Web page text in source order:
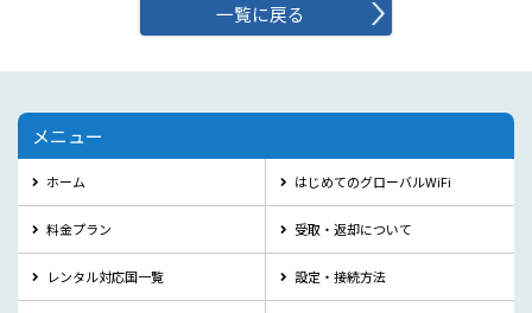
一覧に戻る
メニュー
ホーム はじめてのグローバルWiFi
料金プラン 受取・返却について
レンタル対応国一覧 設定・接続方法